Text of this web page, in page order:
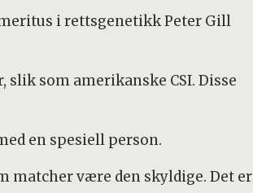
i rettsgenetikk Peter Gill
som amerikanske CSI. Disse
en spesiell person.
matcher være den skyldige. Det er